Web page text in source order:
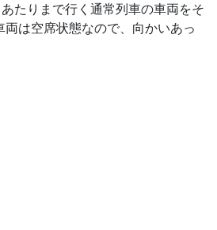
たりまで行く通常列車の車両をそ
は空席状態なので、向かいあっ